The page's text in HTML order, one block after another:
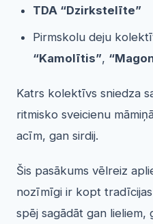
TDA “Dzirkstelīte”
Pirmskolu deju
“Kamolītis”,
Katrs kolektīvs sniedza
ritmisko sveicienu
acīm, gan sirdij.
Šis pasākums vēlreiz
nozīmīgi ir kopt
spēj sagādāt gan lieliem,